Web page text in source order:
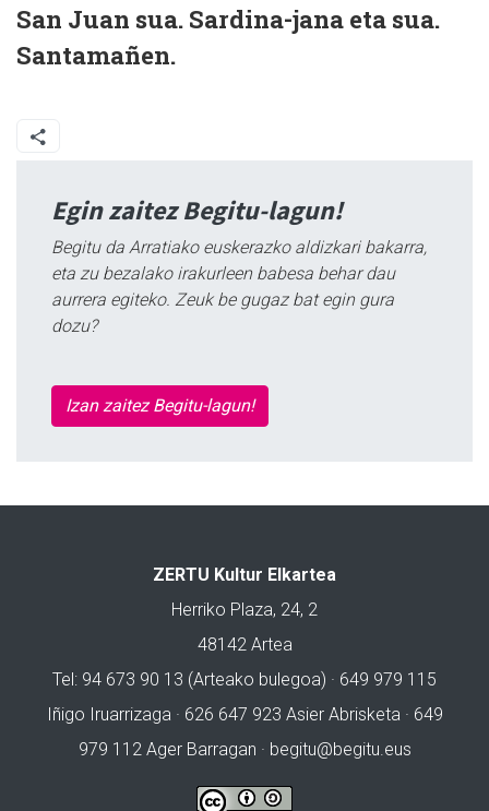
San Juan sua. Sardina-jana eta sua.
Santamañen.
Egin zaitez Begitu-lagun!
Begitu da Arratiako euskerazko aldizkari bakarra,
eta zu bezalako irakurleen babesa behar dau
aurrera egiteko. Zeuk be gugaz bat egin gura
dozu?
Izan zaitez Begitu-lagun!
ZERTU Kultur Elkartea
Herriko Plaza, 24, 2
48142 Artea
Tel: 94 673 90 13 (Arteako bulegoa) · 649 979 115
Iñigo Iruarrizaga · 626 647 923 Asier Abrisketa · 649
979 112 Ager Barragan · begitu@begitu.eus